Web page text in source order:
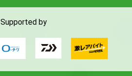
Supported by